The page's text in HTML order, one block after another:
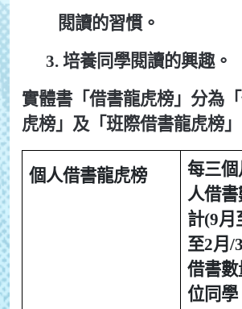
閱讀的習慣。
3. 培養同學閱讀的興趣。
實體書「借書龍虎榜」分為
虎榜」及「班際借書龍虎榜」
個人借書龍虎榜
每三個
人借
計(9月
至2月/3
借書
位同學